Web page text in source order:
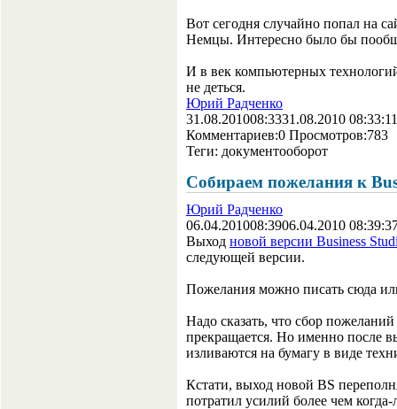
Вот сегодня случайно попал на
Немцы. Интересно было бы
И в век компьютерных
не деться.
Юрий Радченко
31.08.201008:3331.08.2010 08:33:11
Комментариев:0 Просмотров:783
Теги: документооборот
Собираем пожелания к
Юрий Радченко
06.04.201008:3906.04.2010
Выход новой версии Business
следующей версии.
Пожелания можно писать сюда
Надо сказать, что сбор
прекращается. Но именно после
изливаются на бумагу в виде
Кстати, выход новой BS
потратил усилий более чем